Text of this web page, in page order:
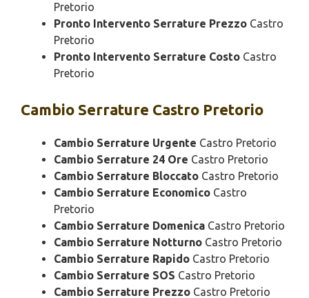
Pretorio
Pronto Intervento Serrature Prezzo Castro
Pretorio
Pronto Intervento Serrature Costo Castro
Pretorio
Cambio Serrature Castro Pretorio
Cambio Serrature Urgente Castro Pretorio
Cambio Serrature 24 Ore Castro Pretorio
Cambio Serrature Bloccato Castro Pretorio
Cambio Serrature Economico Castro
Pretorio
Cambio Serrature Domenica Castro Pretorio
Cambio Serrature Notturno Castro Pretorio
Cambio Serrature Rapido Castro Pretorio
Cambio Serrature SOS Castro Pretorio
Cambio Serrature Prezzo Castro Pretorio